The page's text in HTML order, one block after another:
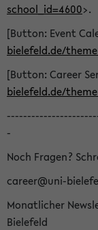
school_id=4600>.
[Button: Event
bielefeld.de/
[Button: Career
bielefeld.de/
-
Noch Fragen?
career@uni-
Monatlicher
Bielefeld